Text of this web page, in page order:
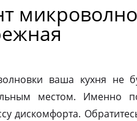
ваша кухня не
местом. Именно
дискомфорта.